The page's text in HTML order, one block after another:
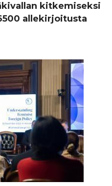
kitkemiseksi
allekirjoitusta